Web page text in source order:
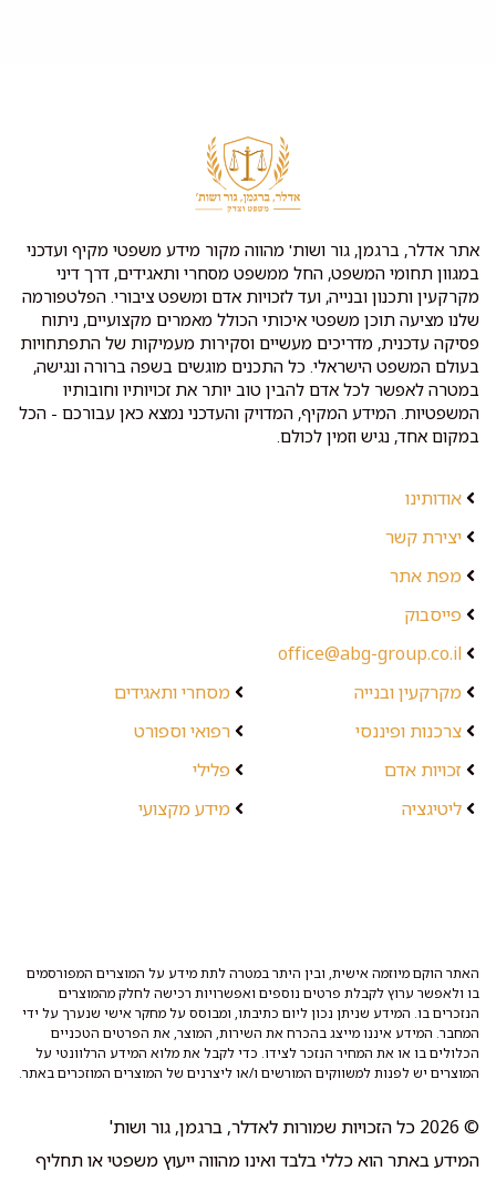
אתר אדלר, ברגמן, גור ושות' מהווה מקור מידע משפטי מקיף ועדכני
במגוון תחומי המשפט, החל ממשפט מסחרי ותאגידים, דרך דיני
מקרקעין ותכנון ובנייה, ועד לזכויות אדם ומשפט ציבורי. הפלטפורמה
שלנו מציעה תוכן משפטי איכותי הכולל מאמרים מקצועיים, ניתוח
פסיקה עדכנית, מדריכים מעשיים וסקירות מעמיקות של התפתחויות
בעולם המשפט הישראלי. כל התכנים מוגשים בשפה ברורה ונגישה,
במטרה לאפשר לכל אדם להבין טוב יותר את זכויותיו וחובותיו
המשפטיות. המידע המקיף, המדויק והעדכני נמצא כאן עבורכם - הכל
במקום אחד, נגיש וזמין לכולם.
אודותינו
יצירת קשר
מפת אתר
פייסבוק
office@abg-group.co.il
מקרקעין ובנייה
צרכנות ופיננסי
זכויות אדם
ליטיגציה
מסחרי ותאגידים
רפואי וספורט
פלילי
מידע מקצועי
האתר הוקם מיוזמה אישית, ובין היתר במטרה לתת מידע על המוצרים המפורסמים
בו ולאפשר ערוץ לקבלת פרטים נוספים ואפשרויות רכישה לחלק מהמוצרים
הנזכרים בו. המידע שניתן נכון ליום כתיבתו, ומבוסס על מחקר אישי שנערך על ידי
המחבר. המידע איננו מייצג בהכרח את השירות, המוצר, את הפרטים הטכניים
הכלולים בו או את המחיר הנזכר לצידו. כדי לקבל את מלוא המידע הרלוונטי על
המוצרים יש לפנות למשווקים המורשים ו/או ליצרנים של המוצרים המוזכרים באתר.
© 2026 כל הזכויות שמורות לאדלר, ברגמן, גור ושות'
המידע באתר הוא כללי בלבד ואינו מהווה ייעוץ משפטי או תחליף